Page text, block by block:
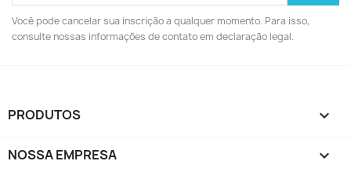
Você pode cancelar sua inscrição a qualquer momento. Para isso,
consulte nossas informações de contato em declaração legal.
PRODUTOS 
NOSSA EMPRESA 